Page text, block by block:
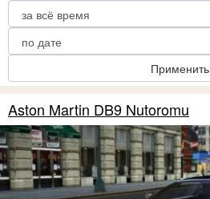
Применить
Aston Martin DB9 Nutoromu